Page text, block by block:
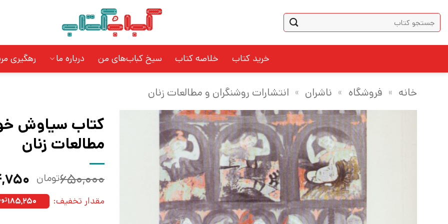
content
جستجو
برای:
خرید کتاب خلاصه کتاب سیخ کباب‌های من درباره ما رهگیری
خانه » فروشگاه » ناشران » انتشارات روشنگران و مطالعات زنان
کتاب سیاوش
مطالعات زنان
۶۵۰,۰۰۰تومان
مقدار تخفیف: ۱۸۵,۲۵۰